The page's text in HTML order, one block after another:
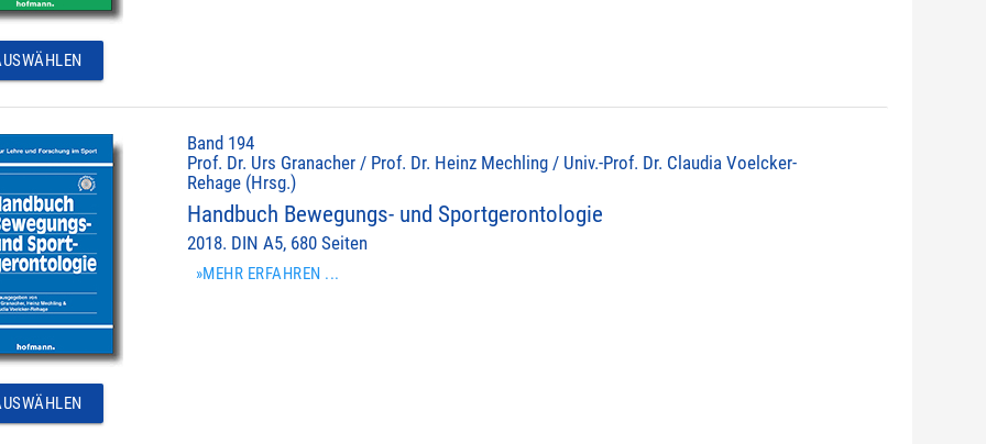
Band 194
Prof. Dr. Urs Granacher / Prof. Dr. Heinz Mechling / Univ.-Prof. Dr. Claudia Voelcker-
Rehage (Hrsg.)
Handbuch Bewegungs- und Sportgerontologie
2018. DIN A5, 680 Seiten
»MEHR ERFAHREN ...